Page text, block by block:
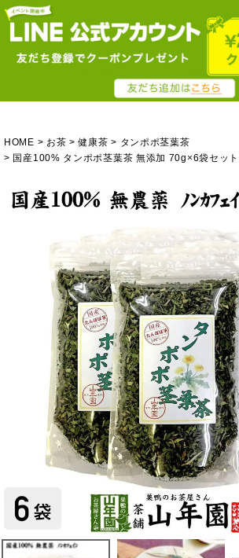
HOME お茶 健康茶
タンポポ茎葉茶
国産100% タンポポ茎葉茶 無添加 70g×6袋セット